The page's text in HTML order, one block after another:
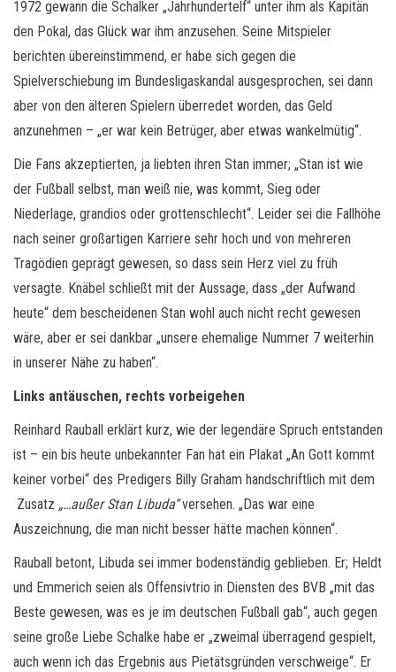
1972 gewann die Schalker „Jahrhundertelf“ unter ihm als Kapitän
den Pokal, das Glück war ihm anzusehen. Seine Mitspieler
berichten übereinstimmend, er habe sich gegen die
Spielverschiebung im Bundesligaskandal ausgesprochen, sei dann
aber von den älteren Spielern überredet worden, das Geld
anzunehmen – „er war kein Betrüger, aber etwas wankelmütig“.
Die Fans akzeptierten, ja liebten ihren Stan immer; „Stan ist wie
der Fußball selbst, man weiß nie, was kommt, Sieg oder
Niederlage, grandios oder grottenschlecht“. Leider sei die Fallhöhe
nach seiner großartigen Karriere sehr hoch und von mehreren
Tragödien geprägt gewesen, so dass sein Herz viel zu früh
versagte. Knäbel schließt mit der Aussage, dass „der Aufwand
heute“ dem bescheidenen Stan wohl auch nicht recht gewesen
wäre, aber er sei dankbar „unsere ehemalige Nummer 7 weiterhin
in unserer Nähe zu haben“.
Links antäuschen, rechts vorbeigehen
Reinhard Rauball erklärt kurz, wie der legendäre Spruch entstanden
ist – ein bis heute unbekannter Fan hat ein Plakat „An Gott kommt
keiner vorbei“ des Predigers Billy Graham handschriftlich mit dem
Zusatz „…außer Stan Libuda“versehen. „Das war eine
Auszeichnung, die man nicht besser hätte machen können“.
Rauball betont, Libuda sei immer bodenständig geblieben. Er; Heldt
und Emmerich seien als Offensivtrio in Diensten des BVB „mit das
Beste gewesen, was es je im deutschen Fußball gab“, auch gegen
seine große Liebe Schalke habe er „zweimal überragend gespielt,
auch wenn ich das Ergebnis aus Pietätsgründen verschweige“. Er